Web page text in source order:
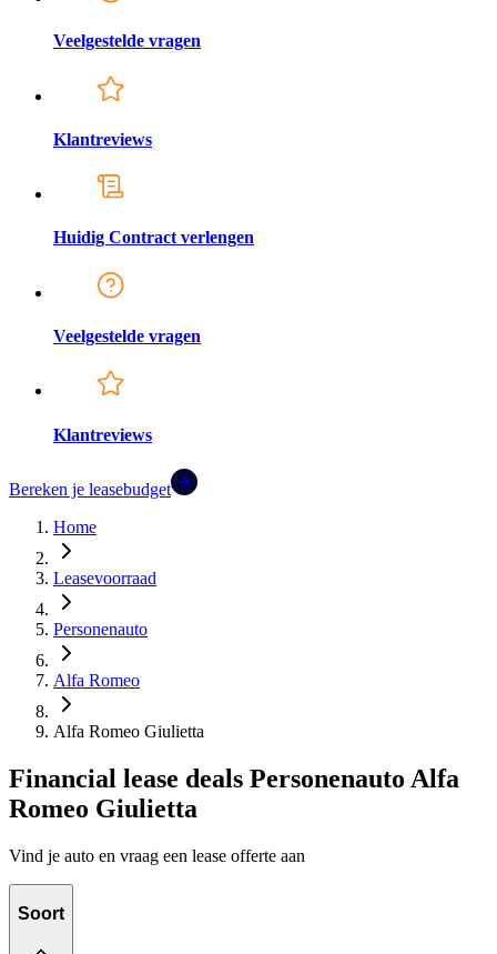
Veelgestelde vragen
Klantreviews
Huidig Contract verlengen
Veelgestelde vragen
Klantreviews
Bereken je leasebudget
Home
Leasevoorraad
Personenauto
Alfa Romeo
Alfa Romeo Giulietta
Financial lease deals Personenauto Alfa
Romeo Giulietta
Vind je auto en vraag een lease offerte aan
Soort